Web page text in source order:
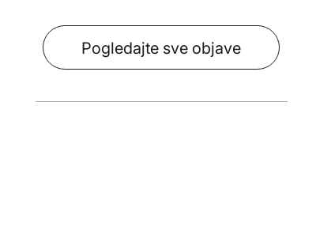
Pogledajte sve objave